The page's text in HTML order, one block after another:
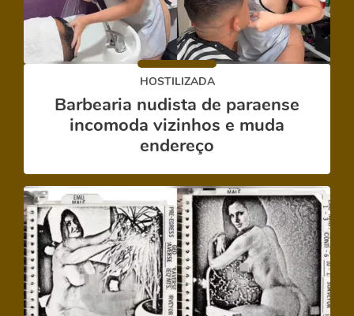
HOSTILIZADA
Barbearia nudista de paraense
incomoda vizinhos e muda
endereço